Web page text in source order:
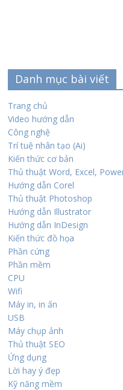
Danh mục bài viết
Trang chủ
Video hướng dẫn
Công nghệ
Trí tuệ nhân tạo (Ai)
Kiến thức cơ bản
Thủ thuật Word, Excel,
Hướng dẫn Corel
Thủ thuật Photoshop
Hướng dẫn Illustrator
Hướng dẫn InDesign
Kiến thức đồ họa
Phần cứng
Phần mềm
CPU
Wifi
Máy in, in ấn
USB
Máy chụp ảnh
Thủ thuật SEO
Ứng dụng
Lời hay ý đẹp
Kỹ năng mềm